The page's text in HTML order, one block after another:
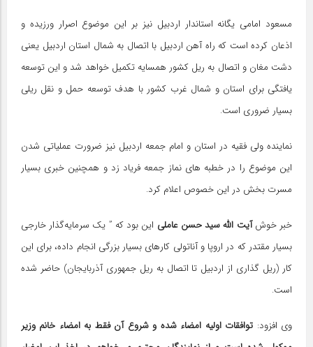
مسعود امامی یگانه استاندار اردبیل نیز بر این موضوع اصرار ورزیده و
اذعان کرده است که راه آهن اردبیل با اتصال به شمال استان اردبیل یعنی
دشت مغان و اتصال به ریل کشور همسایه تکمیل خواهد شد و این توسعه
یافتگی برای استان و شمال غرب کشور با هدف توسعه حمل و نقل ریلی
بسیار ضروری است.
نماینده ولی فقیه در استان و امام جمعه اردبیل نیز ضرورت عملیاتی شدن
این موضوع را در خطبه های نماز جمعه فریاد زد و همچنین خبری بسیار
مسرت بخش در این خصوص اعلام کرد.
خبر خوشآیت الله سید حسن عاملی این بود که ” یک سرمایه‌گذار خارجی
بسیار مقتدر که در اروپا و آناتولی کارهای بسیار بزرگی انجام داده، برای این
کار (ریل گذاری از اردبیل تا اتصال به ریل جمهوری آذربایجان) حاضر شده
است.
وی افزود: توافقات اولیه امضاء شده و شروع آن فقط به امضاء خانم وزیر